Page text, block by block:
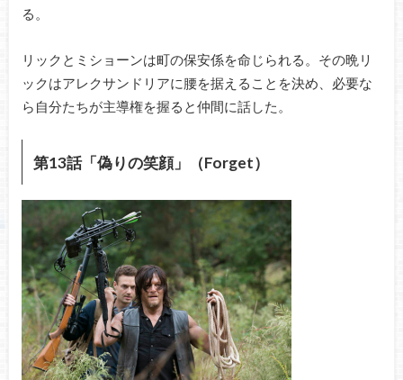
る。
リックとミショーンは町の保安係を命じられる。その晩リ
ックはアレクサンドリアに腰を据えることを決め、必要な
ら自分たちが主導権を握ると仲間に話した。
第13話「偽りの笑顔」（Forget）